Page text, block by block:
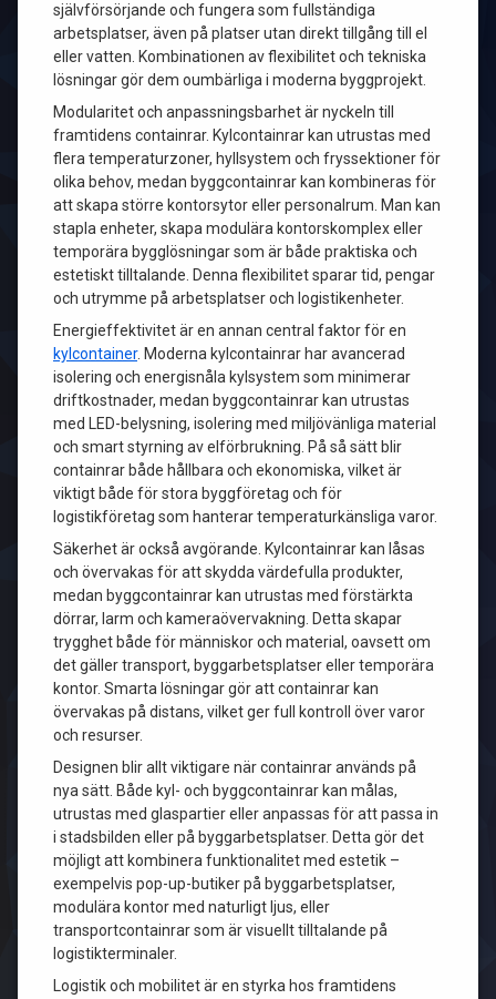
självförsörjande och fungera som fullständiga
arbetsplatser, även på platser utan direkt tillgång till el
eller vatten. Kombinationen av flexibilitet och tekniska
lösningar gör dem oumbärliga i moderna byggprojekt.
Modularitet och anpassningsbarhet är nyckeln till
framtidens containrar. Kylcontainrar kan utrustas med
flera temperaturzoner, hyllsystem och fryssektioner för
olika behov, medan byggcontainrar kan kombineras för
att skapa större kontorsytor eller personalrum. Man kan
stapla enheter, skapa modulära kontorskomplex eller
temporära bygglösningar som är både praktiska och
estetiskt tilltalande. Denna flexibilitet sparar tid, pengar
och utrymme på arbetsplatser och logistikenheter.
Energieffektivitet är en annan central faktor för en
kylcontainer. Moderna kylcontainrar har avancerad
isolering och energisnåla kylsystem som minimerar
driftkostnader, medan byggcontainrar kan utrustas
med LED-belysning, isolering med miljövänliga material
och smart styrning av elförbrukning. På så sätt blir
containrar både hållbara och ekonomiska, vilket är
viktigt både för stora byggföretag och för
logistikföretag som hanterar temperaturkänsliga varor.
Säkerhet är också avgörande. Kylcontainrar kan låsas
och övervakas för att skydda värdefulla produkter,
medan byggcontainrar kan utrustas med förstärkta
dörrar, larm och kameraövervakning. Detta skapar
trygghet både för människor och material, oavsett om
det gäller transport, byggarbetsplatser eller temporära
kontor. Smarta lösningar gör att containrar kan
övervakas på distans, vilket ger full kontroll över varor
och resurser.
Designen blir allt viktigare när containrar används på
nya sätt. Både kyl- och byggcontainrar kan målas,
utrustas med glaspartier eller anpassas för att passa in
i stadsbilden eller på byggarbetsplatser. Detta gör det
möjligt att kombinera funktionalitet med estetik –
exempelvis pop-up-butiker på byggarbetsplatser,
modulära kontor med naturligt ljus, eller
transportcontainrar som är visuellt tilltalande på
logistikterminaler.
Logistik och mobilitet är en styrka hos framtidens